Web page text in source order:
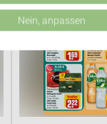
Inhalten
Inhalte
Nein, anpassen